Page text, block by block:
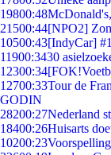
19800:48
21500:44[NPO2]
10500:43[IndyCar]
11900:3430
12300:34
12700:33Tour de
GODIN
28200:27Nederland
18400:26Huisarts
10200:23